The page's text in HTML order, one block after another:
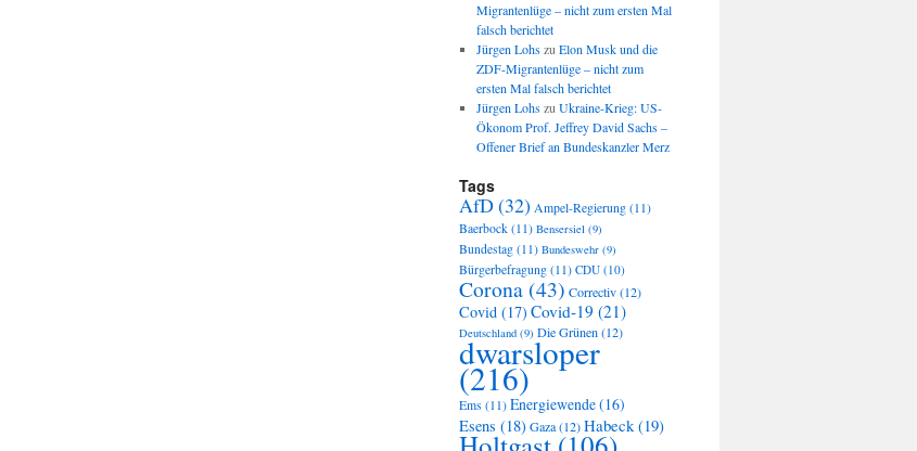
Migrantenlüge – nicht zum ersten Mal
falsch berichtet
Jürgen Lohszu Elon Musk und die
ZDF-Migrantenlüge – nicht zum
ersten Mal falsch berichtet
Jürgen Lohszu Ukraine-Krieg: US-
Ökonom Prof. Jeffrey David Sachs –
Offener Brief an Bundeskanzler Merz
Tags
AfD(32) Ampel-Regierung (11)
Baerbock (11) Bensersiel (9)
Bundestag (11) Bundeswehr (9)
Bürgerbefragung (11) CDU (10)
Corona (43) Correctiv(12)
Covid (17) Covid-19 (21)
Deutschland (9) Die Grünen(12)
dwarsloper
(216)
Ems (11) Energiewende(16)
Esens (18)Gaza(12)Habeck(19)